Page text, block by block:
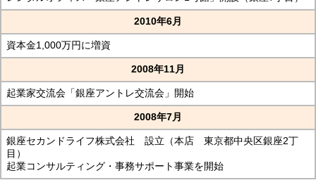
2010年6月
資本金1,000万円に増資
2008年11月
起業家交流会「銀座アントレ交流会」開始
2008年7月
銀座セカンドライフ株式会社 設立（本店 東京都中央区銀座2丁
目）
起業コンサルティング・事務サポート事業を開始